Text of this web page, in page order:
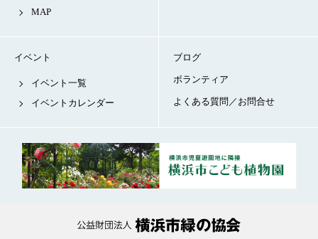
MAP
イベント
イベント一覧
イベントカレンダー
ブログ
ボランティア
よくある質問／お問合せ